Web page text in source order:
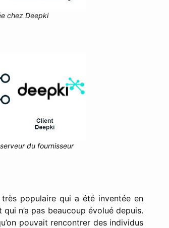
chez Deepki
du fournisseur
populaire qui a été inventée en
n’a pas beaucoup évolué depuis.
pouvait rencontrer des individus